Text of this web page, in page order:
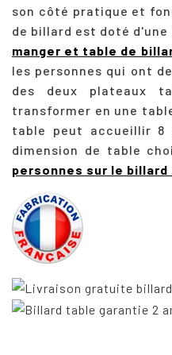
son côté pratique et
de billard est doté
manger et table de
les personnes qui ont
des deux plateaux
transformer en une
table peut accueillir 8
dimension de table
personnes sur le billard